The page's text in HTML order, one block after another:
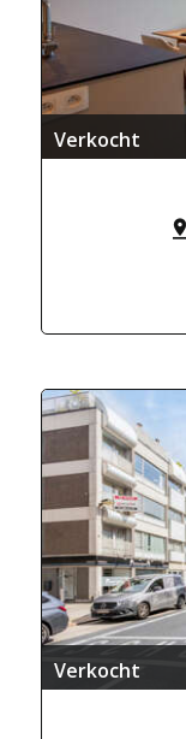
Verkocht
Verkocht